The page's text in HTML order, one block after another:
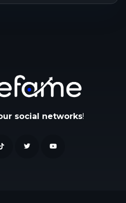
social networks!